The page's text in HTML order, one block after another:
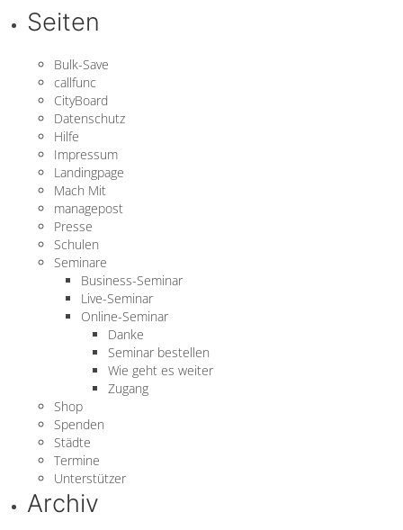
Seiten
Bulk-Save
callfunc
CityBoard
Datenschutz
Hilfe
Impressum
Landingpage
Mach Mit
managepost
Presse
Schulen
Seminare
Business-Seminar
Live-Seminar
Online-Seminar
Danke
Seminar bestellen
Wie geht es weiter
Zugang
Shop
Spenden
Städte
Termine
Unterstützer
Archiv